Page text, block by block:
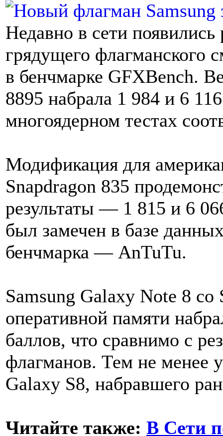
Недавно в сети появились
грядущего флагманского
в бенчмарке GFXBench.
8895 набрала 1 984 и 6
многоядерном тестах
Модификация для
Snapdragon 835
результаты — 1 815 и 6
был замечен в базе
бенчмарка — AnTuTu.
Samsung Galaxy Note 8
оперативной памяти
баллов, что сравнимо с
флагманов. Тем не менее
Galaxy S8, набравшего
Читайте также: В Сети